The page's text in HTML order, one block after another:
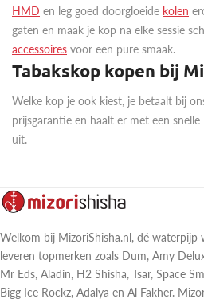
HMD en leg goed doorgloeide kolen
gaten en maak je kop na elke sessie
accessoires voor een pure smaak.
Tabakskop kopen bij
Welke kop je ook kiest, je betaalt bij
prijsgarantie en haalt er met een
uit.
Welkom bij MizoriShisha.nl, dé waterpijp
leveren topmerken zoals Dum, Amy
Mr Eds, Aladin, H2 Shisha, Tsar, Space
Bigg Ice Rockz, Adalya en Al Fakher.